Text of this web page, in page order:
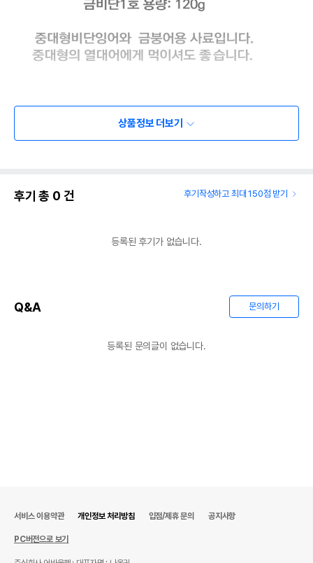
받았음을 확인할수 있는
경우 그에 대한 사항
상품상세설명 참조
또는 소비자상담 관련
전화번호
유통기한이 최소 2026.12.05이거나 그
이후인 상품이 출고됩니다.
상품정보 더보기
후기 총 0 건 후기작성하고 최대 150점 받기
등록된 후기가 없습니다.
Q&A 문의하기
등록된 문의글이 없습니다.
서비스 이용약관 개인정보 처리방침 입점/제휴 문의 공지사항
PC버전으로 보기